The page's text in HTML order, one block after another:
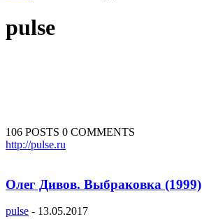
pulse
106 POSTS 0 COMMENTS
http://pulse.ru
Олег Дивов. Выбраковка (1999)
pulse - 13.05.2017